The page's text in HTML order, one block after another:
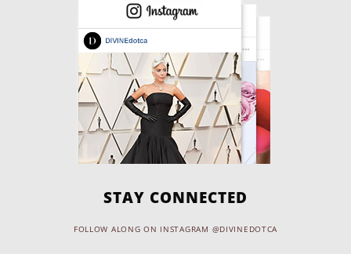
STAY CONNECTED
FOLLOW ALONG ON INSTAGRAM @DIVINEDOTCA